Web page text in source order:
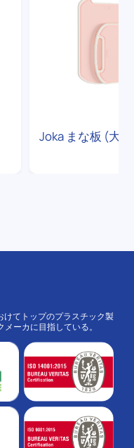
Joka まな板 (大)
けてトップのプラスチック製
ーカに目指している。